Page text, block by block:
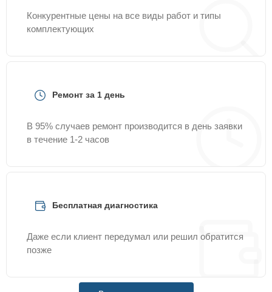
Конкурентные цены на все виды работ и типы
комплектующих
Ремонт за 1 день
В 95% случаев ремонт производится в день заявки
в течение 1-2 часов
Бесплатная диагностика
Даже если клиент передумал или решил обратится
позже